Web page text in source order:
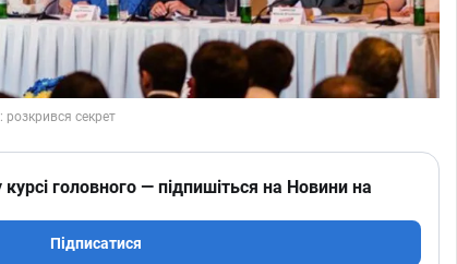
головного — підпишіться на Новини на
Підписатися